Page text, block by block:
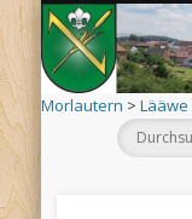
Morlautern > Lääwe